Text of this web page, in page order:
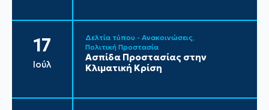
17
Ιούλ
Δελτία τύπου - Ανακοινώσεις
Πολιτική Προστασία
Ασπίδα Προστασίας στην
Κλιματική Κρίση